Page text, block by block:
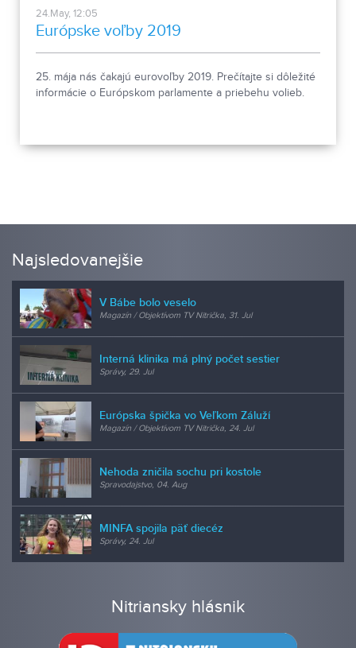
24.May, 12:05
Európske voľby 2019
25. mája nás čakajú eurovoľby 2019. Prečítajte si dôležité
informácie o Európskom parlamente a priebehu volieb.
Najsledovanejšie
V Bábe bolo veselo
Magazín / Objektívom TV Nitrička, 31. Jul
Interná klinika má plný počet sestier
Správy, 29. Jul
Európska špička vo Veľkom Záluží
Magazín / Objektívom TV Nitrička, 24. Jul
Nehoda zničila sochu pri kostole
Spravodajstvo, 04. Aug
MINFA spojila päť diecéz
Správy, 24. Jul
Nitriansky hlásnik